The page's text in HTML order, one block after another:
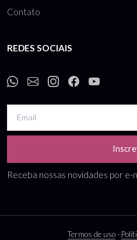
Contato
REDES SOCIAIS
Receba nossas novidades por e-
Termos de uso-